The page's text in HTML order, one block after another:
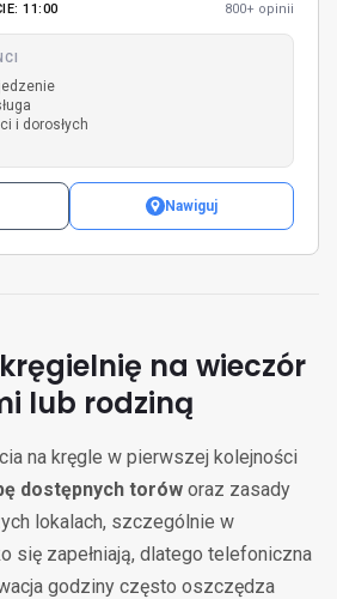
11:00 800+ opinii
i dorosłych
Nawiguj
na wieczór
lub rodziną
na kręgle w pierwszej kolejności
dostępnych torów oraz zasady
lokalach, szczególnie w
się zapełniają, dlatego telefoniczna
godziny często oszczędza